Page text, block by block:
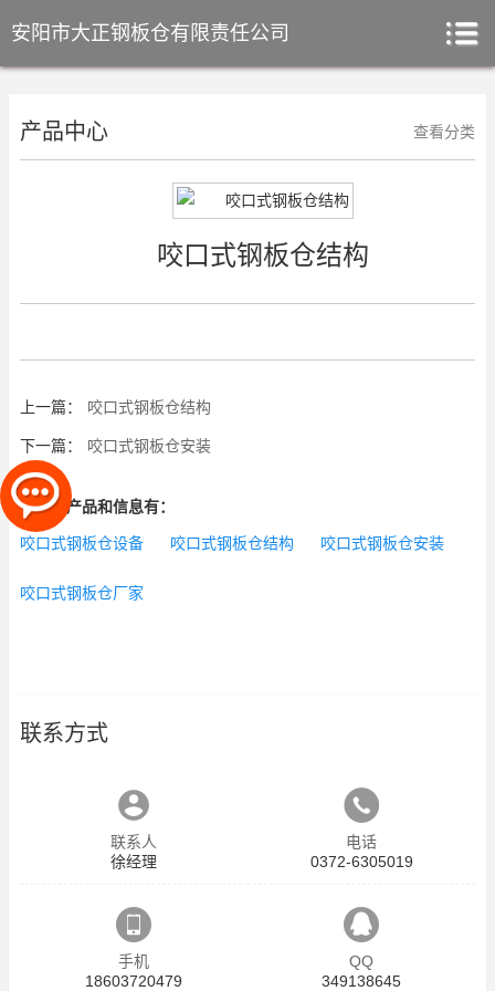
安阳市大正钢板仓有限责任公司
产品中心 查看分类
咬口式钢板仓结构
上一篇： 咬口式钢板仓结构
下一篇： 咬口式钢板仓安装
相关的产品和信息有：
咬口式钢板仓设备 咬口式钢板仓结构 咬口式钢板仓安装
咬口式钢板仓厂家
联系方式
联系人
徐经理
电话
0372-6305019
手机
18603720479
QQ
349138645